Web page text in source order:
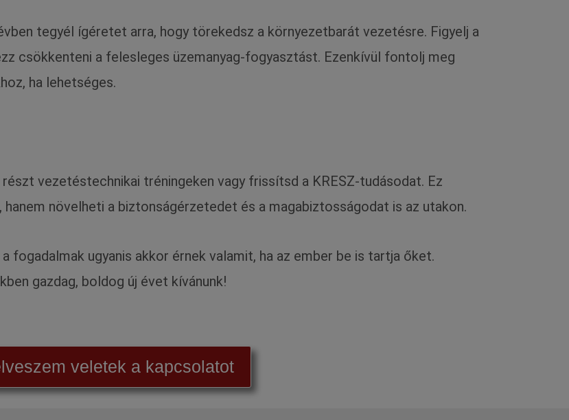
tegyél ígéretet arra, hogy törekedsz a környezetbarát vezetésre. Figyelj a
csökkenteni a felesleges üzemanyag-fogyasztást. Ezenkívül fontolj meg
ha lehetséges.
vezetéstechnikai tréningeken vagy frissítsd a KRESZ-tudásodat. Ez
növelheti a biztonságérzetedet és a magabiztosságodat is az utakon.
fogadalmak ugyanis akkor érnek valamit, ha az ember be is tartja őket.
gazdag, boldog új évet kívánunk!
veletek a kapcsolatot